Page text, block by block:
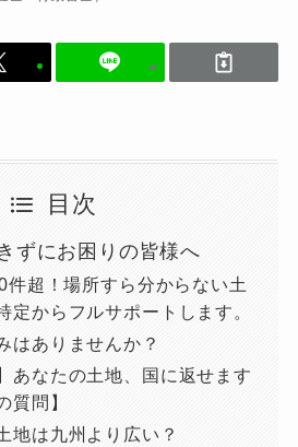
目次
ずにお困りの皆様へ
件超！場所すら分からない土
定からフルサポートします。
はありませんか？
あなたの土地、国に返せます
質問】
地は九州より広い？